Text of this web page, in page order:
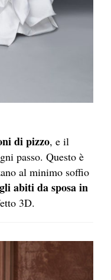
di pizzo, e il
passo. Questo è
al minimo soffio
abiti da sposa in
3D.